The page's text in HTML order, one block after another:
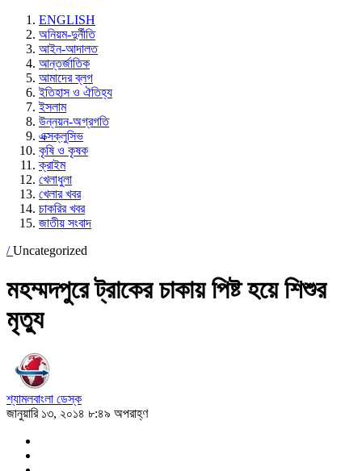
ENGLISH
অনিয়ম-দুর্নীতি
আইন-আদালত
আন্তর্জাতিক
আমাদের ব্লগ
ইতিহাস ও ঐতিহ্য
ইসলাম
উন্নয়ন-অগ্রগতি
এক্সক্লুসিভ
কৃষি ও কৃষক
ক্রাইম
খেলাধুলা
খেলার খবর
চাকরির খবর
জাতীয় সংবাদ
/Uncategorized
মহম্মদপুরে ট্রাকের চাকায় পিষ্ট হয়ে শিশুর
মৃত্যু
শ্যামলবাংলা ডেস্ক
জানুয়ারি ১৩, ২০১৪ ৮:৪৯ অপরাহ্ণ